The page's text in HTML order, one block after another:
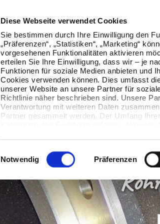
Diese Webseite verwendet Cookies
Sie bestimmen durch Ihre Einwilligung den
„Präferenzen“, „Statistiken“, „Marketing“
vorgesehenen Funktionalitäten aktivieren
erteilen Sie Ihre Einwilligung, dass wir – je
Funktionen für soziale Medien anbieten und
Cookies verwenden können. Dies umfasst
unserer Website an unsere Partner für
Richtlinie näher beschrieben sind. Unsere
Verantwortung mit weiteren Daten
Partner gesammelt werden. Der Umfang
Ihre Einwilligung jederzeit widerrufen, ohne
Datenverarbeitung berührt wird.
Einwilligungsauswahl
Notwendig Präferenzen